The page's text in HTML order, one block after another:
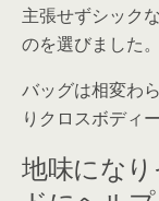
主張せずシック
のを選びました。
バッグは相変わ
りクロスボディ
地味にな